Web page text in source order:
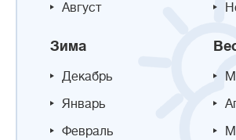
Август
Зима
Декабрь
Январь
Февраль